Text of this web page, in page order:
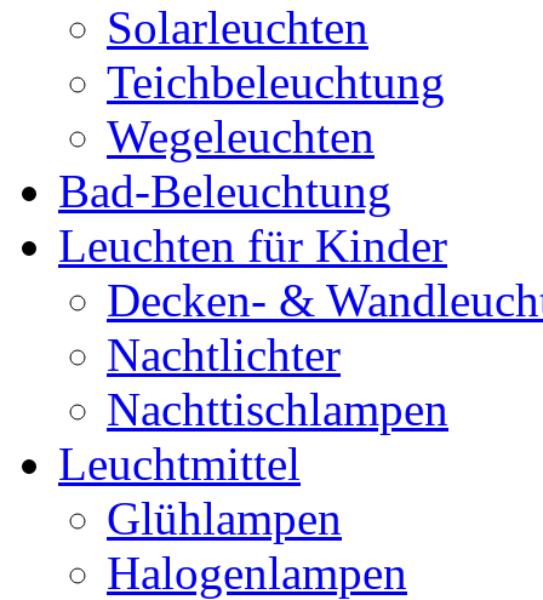
Solarleuchten
Teichbeleuchtung
Wegeleuchten
Bad-Beleuchtung
Leuchten für Kinder
Decken- &
Nachtlichter
Nachttischlampen
Leuchtmittel
Glühlampen
Halogenlampen